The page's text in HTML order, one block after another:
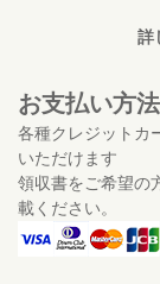
詳
お支払い方
各種クレジットカ
いただけます
領収書をご希望の
載ください。